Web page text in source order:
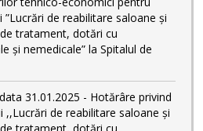
de reabilitare saloane și
tratament, dotări cu
și nemedicale” la Spitalul de
31.01.2025 - Hotărâre privind
,,Lucrări de reabilitare saloane și